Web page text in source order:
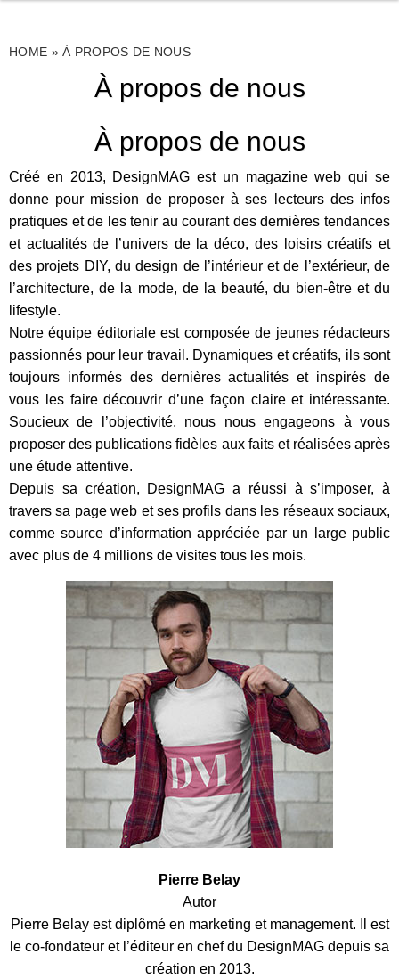
HOME »À PROPOS DE NOUS
À propos de nous
À propos de nous
Créé en 2013, DesignMAG est un magazine web qui se
donne pour mission de proposer à ses lecteurs des infos
pratiques et de les tenir au courant des dernières tendances
et actualités de l’univers de la déco, des loisirs créatifs et
des projets DIY, du design de l’intérieur et de l’extérieur, de
l’architecture, de la mode, de la beauté, du bien-être et du
lifestyle.
Notre équipe éditoriale est composée de jeunes rédacteurs
passionnés pour leur travail. Dynamiques et créatifs, ils sont
toujours informés des dernières actualités et inspirés de
vous les faire découvrir d’une façon claire et intéressante.
Soucieux de l’objectivité, nous nous engageons à vous
proposer des publications fidèles aux faits et réalisées après
une étude attentive.
Depuis sa création, DesignMAG a réussi à s’imposer, à
travers sa page web et ses profils dans les réseaux sociaux,
comme source d’information appréciée par un large public
avec plus de 4 millions de visites tous les mois.
Pierre Belay
Autor
Pierre Belay est diplômé en marketing et management. Il est
le co-fondateur et l’éditeur en chef du DesignMAG depuis sa
création en 2013.